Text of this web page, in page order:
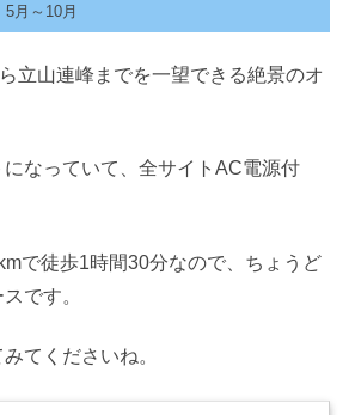
5月～10月
立山連峰までを一望できる絶景のオ
なっていて、全サイトAC電源付
で徒歩1時間30分なので、ちょうど
です。
てくださいね。